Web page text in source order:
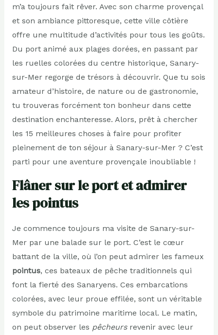
m’a toujours fait rêver. Avec son charme provençal
et son ambiance pittoresque, cette ville côtière
offre une multitude d’activités pour tous les goûts.
Du port animé aux plages dorées, en passant par
les ruelles colorées du centre historique, Sanary-
sur-Mer regorge de trésors à découvrir. Que tu sois
amateur d’histoire, de nature ou de gastronomie,
tu trouveras forcément ton bonheur dans cette
destination enchanteresse. Alors, prêt à chercher
les 15 meilleures choses à faire pour profiter
pleinement de ton séjour à Sanary-sur-Mer ? C’est
parti pour une aventure provençale inoubliable !
Flâner sur le port et admirer
les pointus
Je commence toujours ma visite de Sanary-sur-
Mer par une balade sur le port. C’est le cœur
battant de la ville, où l’on peut admirer les fameux
pointus, ces bateaux de pêche traditionnels qui
font la fierté des Sanaryens. Ces embarcations
colorées, avec leur proue effilée, sont un véritable
symbole du patrimoine maritime local. Le matin,
on peut observer les pêcheursrevenir avec leur